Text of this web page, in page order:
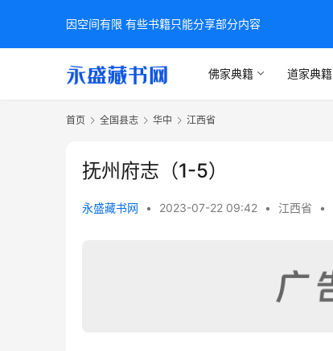
佛家典籍 道家典籍
首页 全国县志 华中 江西省
抚州府志（1-5）
永盛藏书网 • 2023-07-22 09:42 • 江西省 •
因空间有限 有些书籍只能分享部分内容